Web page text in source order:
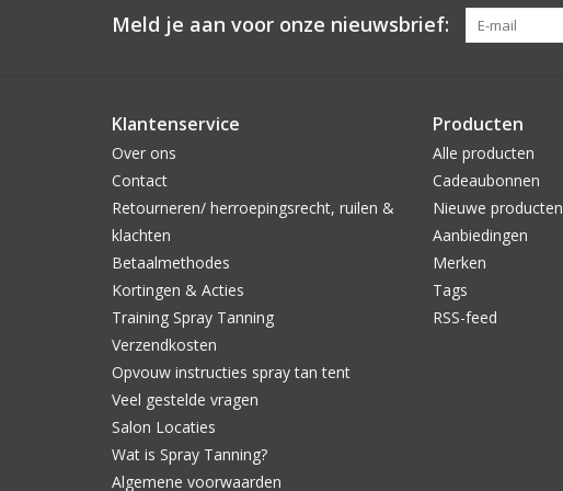
Meld je aan voor onze nieuwsbrief:
Klantenservice
Over ons
Contact
Retourneren/ herroepingsrecht, ruilen &
klachten
Betaalmethodes
Kortingen & Acties
Training Spray Tanning
Verzendkosten
Opvouw instructies spray tan tent
Veel gestelde vragen
Salon Locaties
Wat is Spray Tanning?
Algemene voorwaarden
Producten
Alle producten
Cadeaubonnen
Nieuwe producten
Aanbiedingen
Merken
Tags
RSS-feed